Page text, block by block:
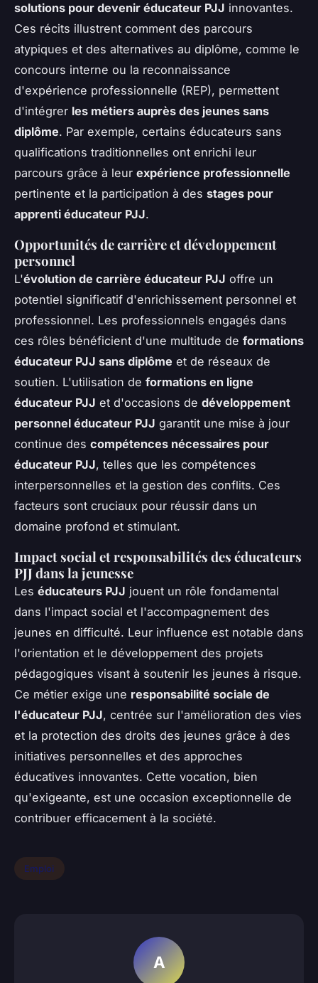
solutions pour devenir éducateur PJJ innovantes.
Ces récits illustrent comment des parcours
atypiques et des alternatives au diplôme, comme le
concours interne ou la reconnaissance
d'expérience professionnelle (REP), permettent
d'intégrer les métiers auprès des jeunes sans
diplôme. Par exemple, certains éducateurs sans
qualifications traditionnelles ont enrichi leur
parcours grâce à leur expérience professionnelle
pertinente et la participation à des stages pour
apprenti éducateur PJJ.
Opportunités de carrière et développement
personnel
L'évolution de carrière éducateur PJJ offre un
potentiel significatif d'enrichissement personnel et
professionnel. Les professionnels engagés dans
ces rôles bénéficient d'une multitude de formations
éducateur PJJ sans diplôme et de réseaux de
soutien. L'utilisation de formations en ligne
éducateur PJJ et d'occasions de développement
personnel éducateur PJJ garantit une mise à jour
continue des compétences nécessaires pour
éducateur PJJ, telles que les compétences
interpersonnelles et la gestion des conflits. Ces
facteurs sont cruciaux pour réussir dans un
domaine profond et stimulant.
Impact social et responsabilités des éducateurs
PJJ dans la jeunesse
Les éducateurs PJJ jouent un rôle fondamental
dans l'impact social et l'accompagnement des
jeunes en difficulté. Leur influence est notable dans
l'orientation et le développement des projets
pédagogiques visant à soutenir les jeunes à risque.
Ce métier exige une responsabilité sociale de
l'éducateur PJJ, centrée sur l'amélioration des vies
et la protection des droits des jeunes grâce à des
initiatives personnelles et des approches
éducatives innovantes. Cette vocation, bien
qu'exigeante, est une occasion exceptionnelle de
contribuer efficacement à la société.
Emploi
A